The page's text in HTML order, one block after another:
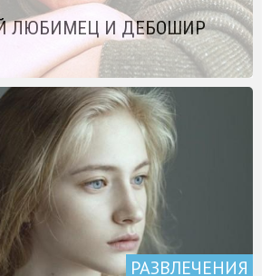
ЛЮБИМЕЦ И ДЕБОШИР
РАЗВЛЕЧЕНИЯ